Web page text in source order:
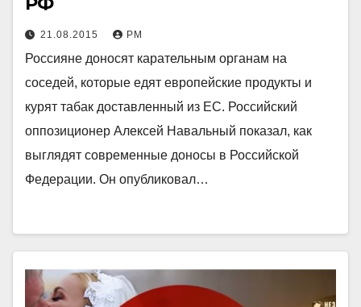
21.08.2015 РМ
Россияне доносят карательным органам на
соседей, которые едят европейские продукты и
курят табак доставленный из ЕС. Российский
оппозиционер Алексей Навальный показал, как
выглядят современные доносы в Российской
Федерации. Он опубликовал…